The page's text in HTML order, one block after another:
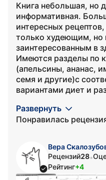
Книга небольшая, но
информативная.
интересных
только худеющим, но
заинтересованным в
Имеются разделы по
(апельсины, ананас,
семя и другие)с
вариантами диет и
Развернуть
Понравилась
Вера
Рецензий28•
Рейтинг+4